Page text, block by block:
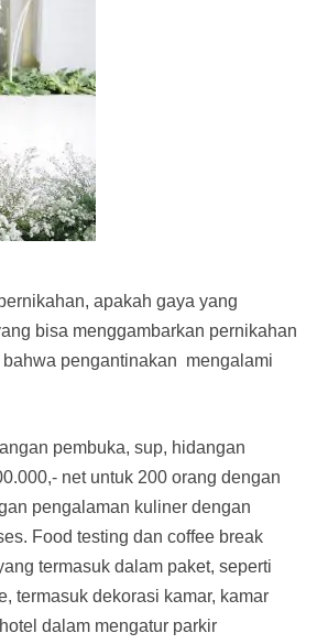
apakah gaya yang
bisa menggambarkan pernikahan
pengantinakan mengalami
pembuka, sup, hidangan
net untuk 200 orang dengan
pengalaman kuliner dengan
Food testing dan coffee break
termasuk dalam paket, seperti
termasuk dekorasi kamar, kamar
dalam mengatur parkir